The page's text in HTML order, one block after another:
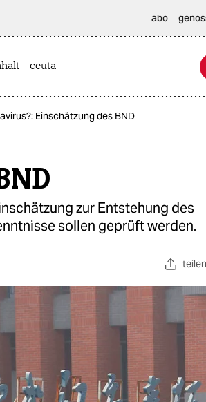
abo
ceuta
Einschätzung des BND
zur Entstehung des
sollen geprüft werden.
teilen